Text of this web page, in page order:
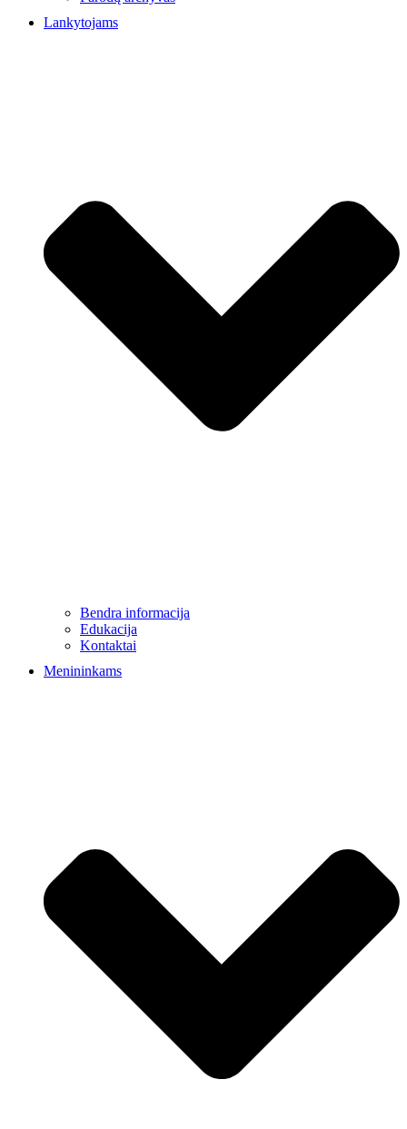
Lankytojams
Bendra informacija
Edukacija
Kontaktai
Menininkams